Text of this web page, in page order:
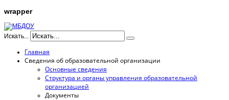
wrapper
Искать...
Главная
Сведения об образовательной организации
Основные сведения
Структура и органы управления образовательной
организацией
Документы